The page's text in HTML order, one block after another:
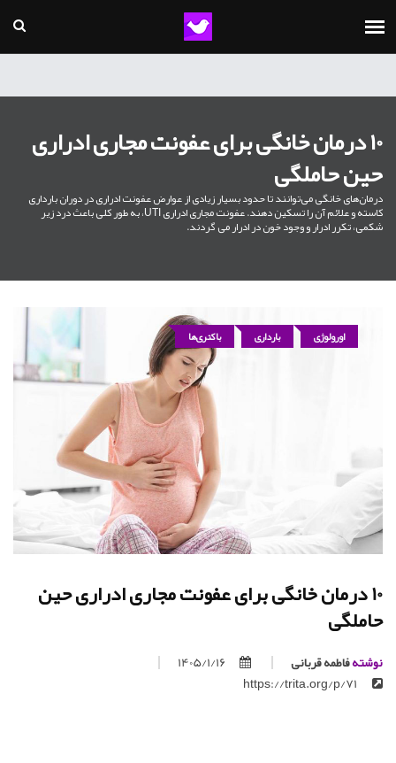
10 درمان خانگی برای عفونت مجاری ادراری
حین حاملگی
درمان‌های خانگی می‌توانند تا حدود بسیار زیادی از عوارض عفونت ادراری در دوران بارداری
کاسته و علائم آن را تسکین دهند. عفونت مجاری ادراری UTI، به طور کلی باعث درد زیر
شکمی، تکرر ادرار و وجود خون در ادرار می گردند.
اورولوژی بارداری باکتری‌ها
10 درمان خانگی برای عفونت مجاری ادراری حین
حاملگی
نوشتهفاطمه قربانی
1405/1/16